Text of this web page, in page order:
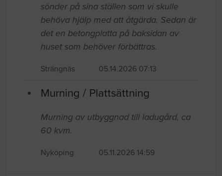
sönder på sina ställen som vi skulle
behöva hjälp med att åtgärda. Sedan är
det en betongplatta på baksidan av
huset som behöver förbättras.
Strängnäs 05.14.2026 07:13
Murning / Plattsättning
Murning av utbyggnad till ladugård, ca
60 kvm.
Nyköping 05.11.2026 14:59